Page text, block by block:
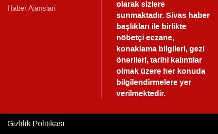
Haber Ajanslari
olarak sizlere
sunmaktadır.Sivas haber
başlıkları ile birlikte
nöbetçi eczane,
konaklama bilgileri, gezi
önerileri, tarihi kalıntılar
olmak üzere her konuda
bilgilendirmelere yer
verilmektedir.
Gizlilik Politikası